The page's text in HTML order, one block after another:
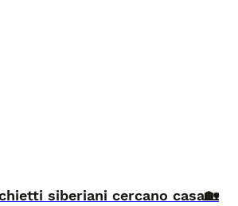
siberiani cercano casa🏡